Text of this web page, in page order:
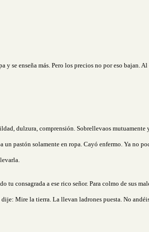
se enseña más. Pero los precios no por eso bajan.
dulzura, comprensión. Sobrellevaos
pastón solamente en ropa. Cayó enfermo. Ya no
consagrada a ese rico señor. Para colmo de sus
Mire la tierra. La llevan ladrones puesta. No